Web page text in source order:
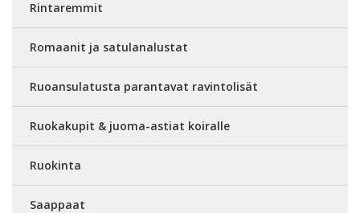
Rintaremmit
Romaanit ja satulanalustat
Ruoansulatusta parantavat ravintolisät
Ruokakupit & juoma-astiat koiralle
Ruokinta
Saappaat